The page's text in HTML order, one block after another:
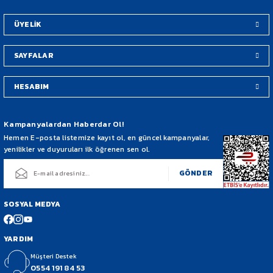
Tarafından Sigortalı Olarak Taşınmaktadır.
Bu ürüne benzer farklı alternatifler olmalı.
ÜYELİK
SAYFALAR
HESABIM
Kampanyalardan Haberdar Ol!
Hemen E-posta listemize kayıt ol, en güncel kampanyalar,
yenilikler ve duyuruları ilk öğrenen sen ol.
GÖNDER
SOSYAL MEDYA
YARDIM
Müşteri Destek
0554 191 84 53